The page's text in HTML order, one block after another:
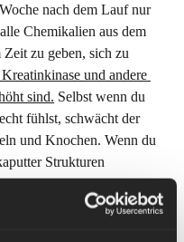
nach dem Lauf nur
Chemikalien aus dem
zu geben, sich zu
und andere
sind. Selbst wenn du
fühlst, schwächt der
und Knochen. Wenn du
Strukturen
du dich verletzt.